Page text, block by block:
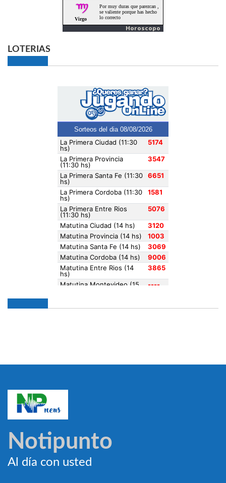
Horoscopo
LOTERIAS
Notipunto
Al día con usted